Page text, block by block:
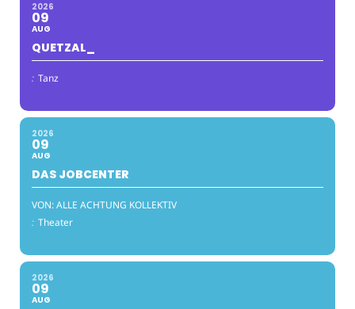
2026
09
AUG
QUETZAL_
: Tanz
2026
09
AUG
DAS JOBCENTER
VON: ALLE ACHTUNG KOLLEKTIV
: Theater
2026
09
AUG